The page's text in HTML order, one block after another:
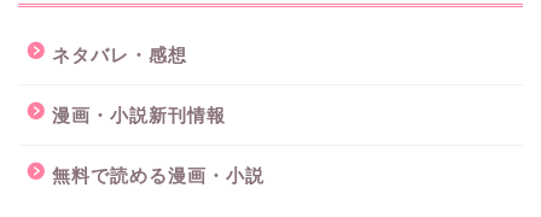
ネタバレ・感想
漫画・小説新刊情報
無料で読める漫画・小説